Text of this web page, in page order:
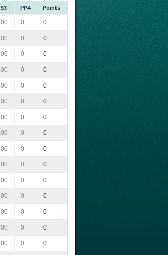
PP4 Points
0 0
0 0
0 0
0 0
0 0
0 0
0 0
0 0
0 0
0 0
0 0
0 0
0 0
0 0
0 0